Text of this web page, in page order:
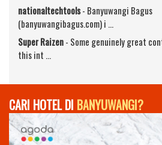
nationaltechtools- Banyuwangi Bagus
(banyuwangibagus.com) i …
Super Raizen- Some genuinely great
this int …
CARI HOTEL DI BANYUWANGI?